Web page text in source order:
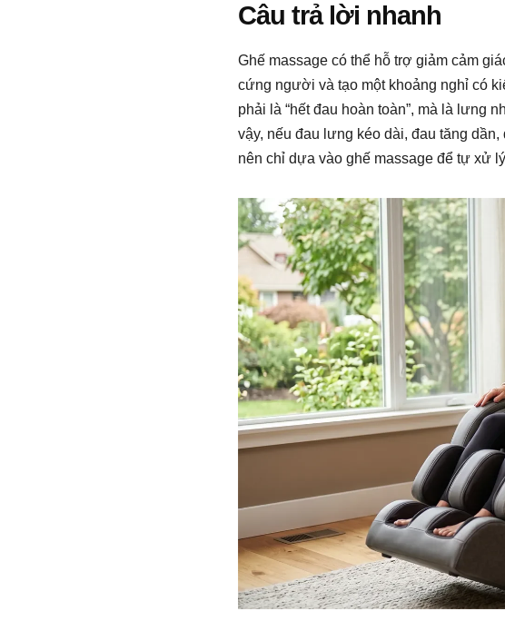
Câu trả lời nhanh
Ghế massage có thể hỗ trợ giảm cảm
cứng người và tạo một khoảng nghỉ có
phải là “hết đau hoàn toàn”, mà là lưng
vậy, nếu đau lưng kéo dài, đau tăng
nên chỉ dựa vào ghế massage để tự xử